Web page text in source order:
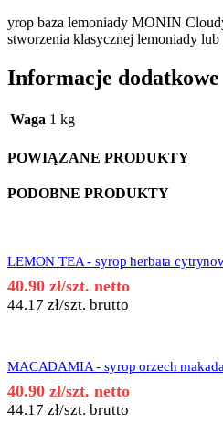
yrop baza lemoniady MONIN
stworzenia klasycznej lemoniady
Informacje dodatkowe
Waga 1 kg
POWIĄZANE PRODUKTY
PODOBNE PRODUKTY
LEMON TEA - syrop herbata
40.90 zł/szt. netto
44.17 zł/szt. brutto
MACADAMIA - syrop orzech
40.90 zł/szt. netto
44.17 zł/szt. brutto